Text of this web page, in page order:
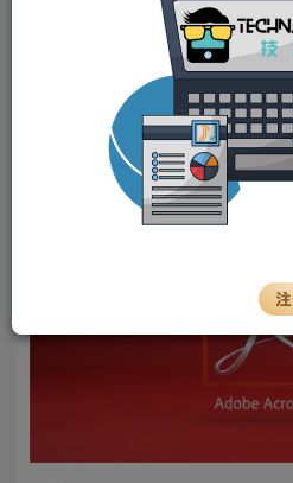
之后推出的又一款全新PDF专业
Pro DC将世界上最优秀的PDF
有直观触控式界面及强大的新功
可编辑的电子文件,用于传输,签
单迅速的访问常使用的工具.